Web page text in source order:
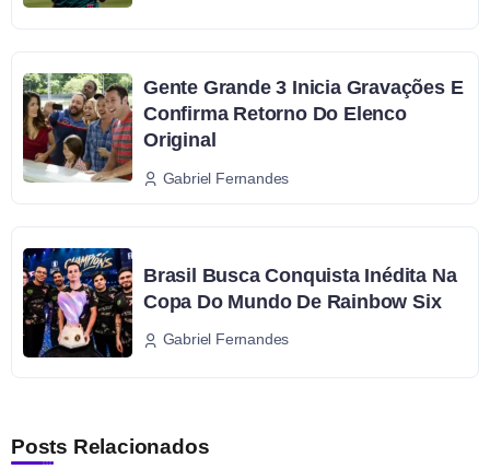
Gente Grande 3 Inicia Gravações E
Confirma Retorno Do Elenco
Original
Gabriel Fernandes
Brasil Busca Conquista Inédita Na
Copa Do Mundo De Rainbow Six
Gabriel Fernandes
Posts Relacionados